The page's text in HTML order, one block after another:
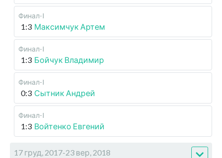
Финал-I
1:3 Максимчук Артем
Финал-I
1:3 Бойчук Владимир
Финал-I
0:3 Сытник Андрей
Финал-I
1:3 Войтенко Евгений
17 груд, 2017-23 вер, 2018